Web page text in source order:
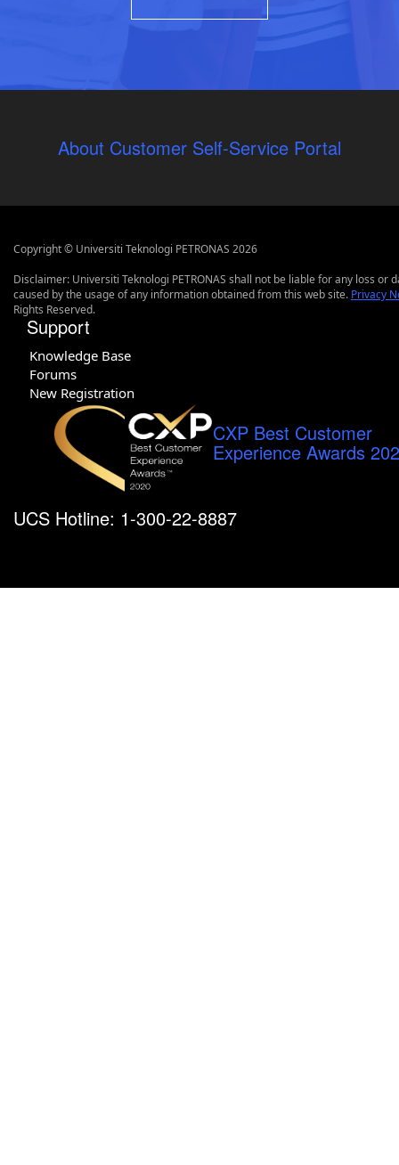
About Customer Self-Service Portal
Copyright © Universiti Teknologi PETRONAS 2026
Disclaimer: Universiti Teknologi PETRONAS shall not be liable for any loss or
caused by the usage of any information obtained from this web site. Privacy
Rights Reserved.
Support
Knowledge Base
Forums
New Registration
CXP Best Customer
Experience Awards
UCS Hotline: 1-300-22-8887